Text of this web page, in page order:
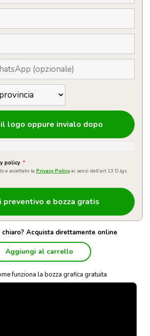
il logo oppure invialo dopo
policy *
e accettato la Privacy Policy ai sensi dell'art.13 D.lgs
Acquista direttamente online
Aggiungi al carrello
funziona la bozza grafica gratuita